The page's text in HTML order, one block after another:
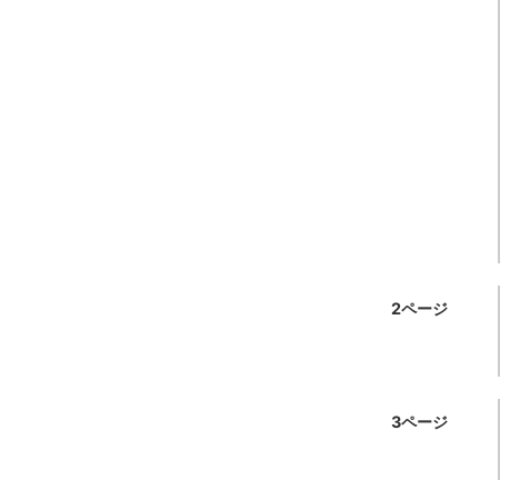
2ページ
3ページ